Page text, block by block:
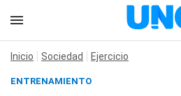
Inicio Sociedad Ejercicio
ENTRENAMIENTO